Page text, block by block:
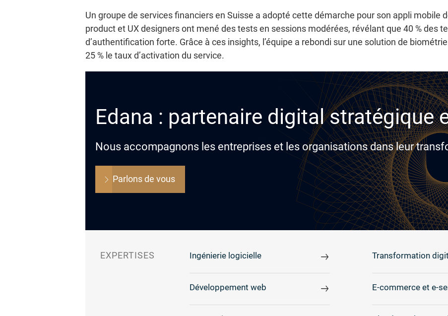
Un groupe de services financiers en Suisse a adopté cette démarche pour son appli mobile
product et UX designers ont mené des tests en sessions modérées, révélant que 40 % des
d’authentification forte. Grâce à ces insights, l’équipe a rebondi sur une solution de
25 % le taux d’activation du service.
Edana : partenaire digital stratégique
Nous accompagnons les entreprises et les organisations dans leur
Parlons de vous
EXPERTISES Ingénierie logicielle Transformation
Développement web E-commerce et e-